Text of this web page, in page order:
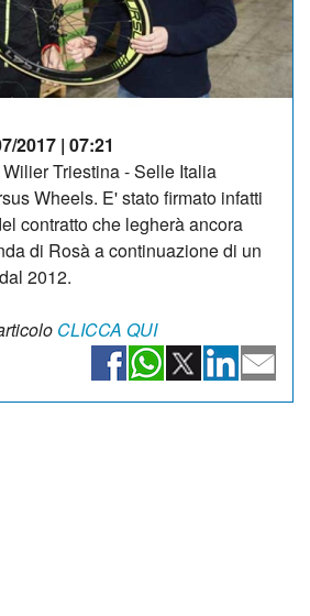
2017 | 07:21
Triestina - Selle Italia
Wheels. E' stato firmato infatti
contratto che legherà ancora
di Rosà a continuazione di un
2012.
CLICCA QUI